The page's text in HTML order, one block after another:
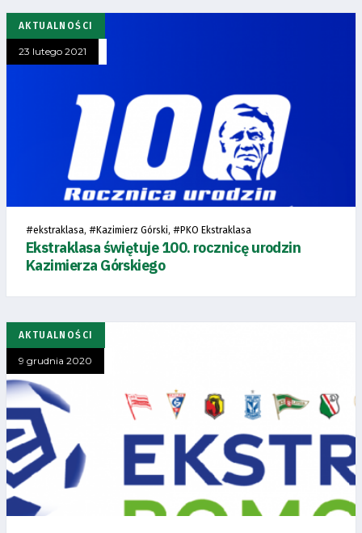
AKTUALNOŚCI
23 lutego 2021
#ekstraklasa, #Kazimierz Górski, #PKO Ekstraklasa
Ekstraklasa świętuje 100. rocznicę urodzin
Kazimierza Górskiego
AKTUALNOŚCI
9 grudnia 2020